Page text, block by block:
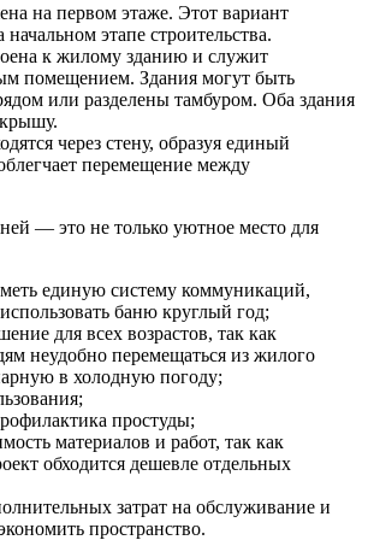
на первом этаже. Этот вариант
начальном этапе строительства.
к жилому зданию и служит
помещением. Здания могут быть
или разделены тамбуром. Оба здания
через стену, образуя единый
перемещение между
— это не только уютное место для
единую систему коммуникаций,
баню круглый год;
для всех возрастов, так как
неудобно перемещаться из жилого
в холодную погоду;
простуды;
материалов и работ, так как
обходится дешевле отдельных
затрат на обслуживание и
пространство.